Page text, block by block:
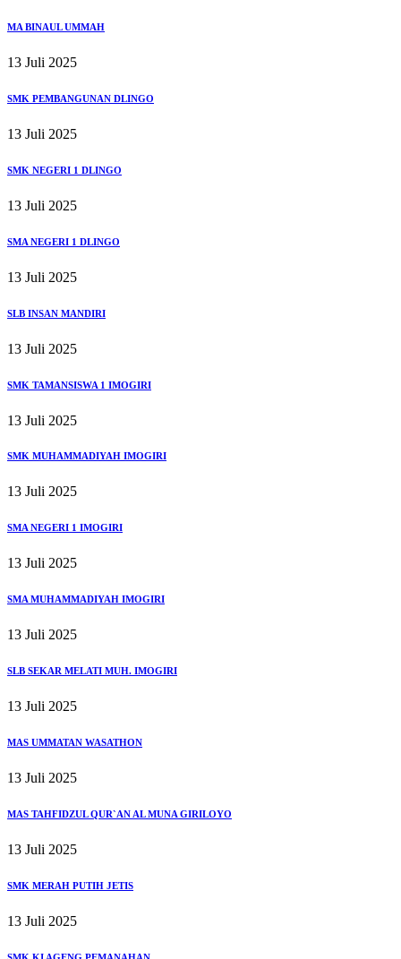
MA BINAUL UMMAH
13 Juli 2025
SMK PEMBANGUNAN DLINGO
13 Juli 2025
SMK NEGERI 1 DLINGO
13 Juli 2025
SMA NEGERI 1 DLINGO
13 Juli 2025
SLB INSAN MANDIRI
13 Juli 2025
SMK TAMANSISWA 1 IMOGIRI
13 Juli 2025
SMK MUHAMMADIYAH IMOGIRI
13 Juli 2025
SMA NEGERI 1 IMOGIRI
13 Juli 2025
SMA MUHAMMADIYAH IMOGIRI
13 Juli 2025
SLB SEKAR MELATI MUH. IMOGIRI
13 Juli 2025
MAS UMMATAN WASATHON
13 Juli 2025
MAS TAHFIDZUL QUR`AN AL MUNA GIRILOYO
13 Juli 2025
SMK MERAH PUTIH JETIS
13 Juli 2025